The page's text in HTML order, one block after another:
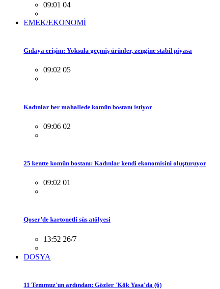
09:01 04
EMEK/EKONOMİ
Gıdaya erişim: Yoksula geçmiş ürünler, zengine stabil piyasa
09:02 05
Kadınlar her mahallede komün bostanı istiyor
09:06 02
25 kentte komün bostanı: Kadınlar kendi ekonomisini oluşturuyor
09:02 01
Qoser’de kartonetli süs atölyesi
13:52 26/7
DOSYA
11 Temmuz'un ardından: Gözler 'Kök Yasa'da (6)